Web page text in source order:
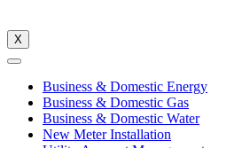
X
Business & Domestic Energy
Business & Domestic Gas
Business & Domestic Water
New Meter Installation